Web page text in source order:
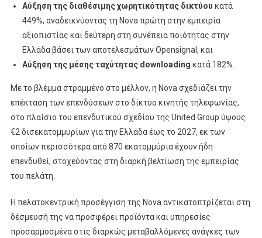
Αύξηση της διαθέσιμης χωρητικότητας δικτύου κατά
449%, αναδεικνύοντας τη Nova πρώτη στην εμπειρία
αξιοπιστίας και δεύτερη στη συνέπεια ποιότητας στην
Ελλάδα βάσει των αποτελεσμάτων Opensignal, και
Αύξηση της μέσης ταχύτητας downloading κατά 182%.
Με το βλέμμα στραμμένο στο μέλλον, η Nova σχεδιάζει την
επέκταση των επενδύσεων στο δίκτυο κινητής τηλεφωνίας,
στο πλαίσιο του επενδυτικού σχεδίου της United Group ύψους
€2 δισεκατομμυρίων για την Ελλάδα έως το 2027, εκ των
οποίων περισσότερα από 870 εκατομμύρια έχουν ήδη
επενδυθεί, στοχεύοντας στη διαρκή βελτίωση της εμπειρίας
του πελάτη.
Η πελατοκεντρική προσέγγιση της Nova αντικατοπτρίζεται στη
δέσμευσή της να προσφέρει προϊόντα και υπηρεσίες
προσαρμοσμένα στις διαρκώς μεταβαλλόμενες ανάγκες των